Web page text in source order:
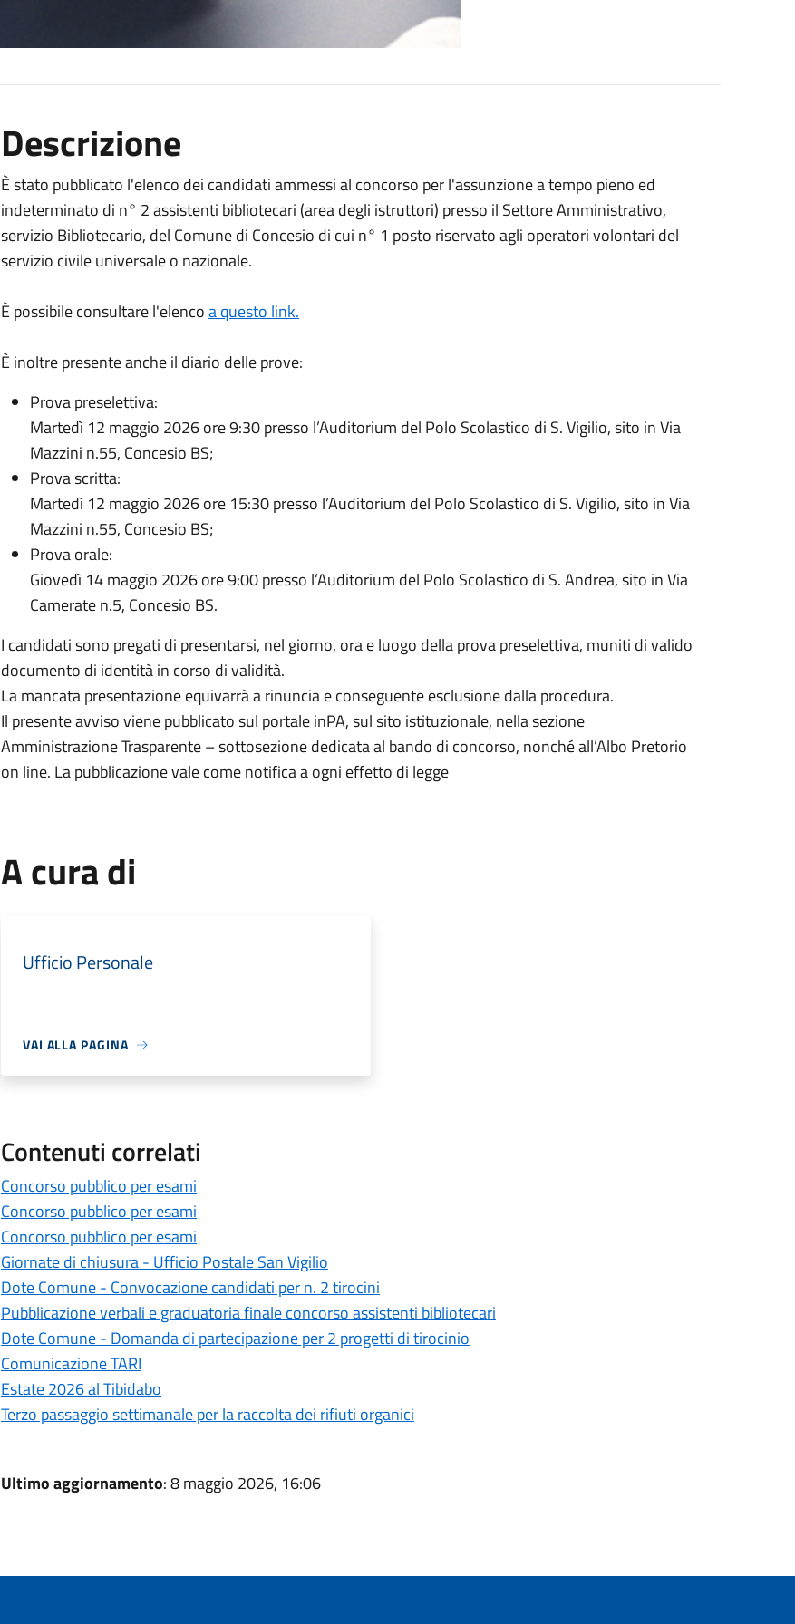
Descrizione
È stato pubblicato l'elenco dei candidati ammessi al concorso per l'assunzione a tempo pieno ed
indeterminato di n° 2 assistenti bibliotecari (area degli istruttori) presso il Settore Amministrativo,
servizio Bibliotecario, del Comune di Concesio di cui n° 1 posto riservato agli operatori volontari del
servizio civile universale o nazionale.
È possibile consultare l'elencoa questo link.
È inoltre presente anche il diario delle prove:
Prova preselettiva:
Martedì 12 maggio 2026 ore 9:30 presso l’Auditorium del Polo Scolastico di S. Vigilio, sito in Via
Mazzini n.55, Concesio BS;
Prova scritta:
Martedì 12 maggio 2026 ore 15:30 presso l’Auditorium del Polo Scolastico di S. Vigilio, sito in Via
Mazzini n.55, Concesio BS;
Prova orale:
Giovedì 14 maggio 2026 ore 9:00 presso l’Auditorium del Polo Scolastico di S. Andrea, sito in Via
Camerate n.5, Concesio BS.
I candidati sono pregati di presentarsi, nel giorno, ora e luogo della prova preselettiva, muniti di valido
documento di identità in corso di validità.
La mancata presentazione equivarrà a rinuncia e conseguente esclusione dalla procedura.
Il presente avviso viene pubblicato sul portale inPA, sul sito istituzionale, nella sezione
Amministrazione Trasparente – sottosezione dedicata al bando di concorso, nonché all’Albo Pretorio
on line. La pubblicazione vale come notifica a ogni effetto di legge
A cura di
Ufficio Personale
VAI ALLA PAGINA
Contenuti correlati
Concorso pubblico per esami
Concorso pubblico per esami
Concorso pubblico per esami
Giornate di chiusura - Ufficio Postale San Vigilio
Dote Comune - Convocazione candidati per n. 2 tirocini
Pubblicazione verbali e graduatoria finale concorso assistenti bibliotecari
Dote Comune - Domanda di partecipazione per 2 progetti di tirocinio
Comunicazione TARI
Estate 2026 al Tibidabo
Terzo passaggio settimanale per la raccolta dei rifiuti organici
Ultimo aggiornamento: 8 maggio 2026, 16:06